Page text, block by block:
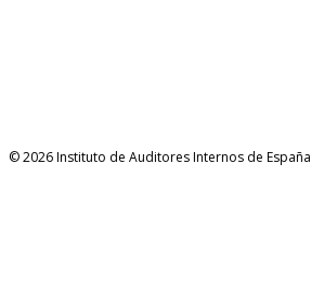
© 2026 Instituto de Auditores Internos de España